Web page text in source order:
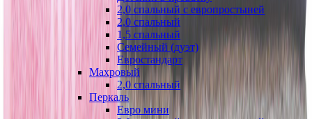
2,0 спальный с европростыней
2,0 спальный
1,5 спальный
Семейный (дуэт)
Евростандарт
Махровый
2,0 спальный
Перкаль
Евро мини